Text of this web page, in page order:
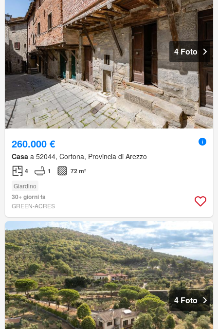
4 Foto
260.000 €
Casa a 52044, Cortona, Provincia di Arezzo
4 1 72 m²
Giardino
30+ giorni fa
GREEN-ACRES
4 Foto